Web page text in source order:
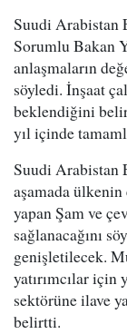
Suudi Arabistan
Sorumlu Bakan
anlaşmaların
söyledi. İnşaat
beklendiğini
yıl içinde
Suudi Arabistan
aşamada
yapan Şam ve
sağlanacağını
genişletilecek.
yatırımcılar
sektörüne ilave
belirtti.